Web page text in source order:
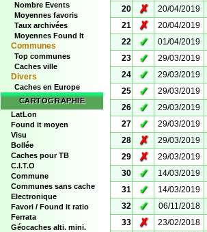
Nombre Events
Moyennes favoris
Taux archivées
Moyennes Found It
Communes
Top communes
Caches ville
Divers
Caches en Europe
CARTOGRAPHIE
LatLon
Found it moyen
Visu
Bollée
Caches pour TB
C.I.T.O
Commune
Communes sans cache
Electronique
Favori / Found it ratio
Ferrata
Géocaches alti. mini.
20
✗ 20/04/2019
21
✗ 20/04/2019
22
✓ 01/04/2019
23
✓ 29/03/2019
24
✓ 29/03/2019
25
✓ 29/03/2019
26
✓ 29/03/2019
27
✓ 29/03/2019
28
✗ 29/03/2019
29
✗ 29/03/2019
30
✓ 14/03/2019
31
✓ 14/03/2019
32
✓ 06/11/2018
33
✗ 23/02/2018